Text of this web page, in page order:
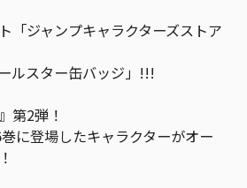
「ジャンプキャラクターズストア
ルスター缶バッジ」!!!
第2弾！
に登場したキャラクターがオー